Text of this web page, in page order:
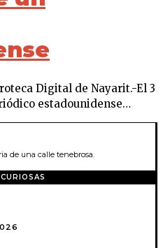
Digital de Nayarit.-El 3
estadounidense…
de una calle tenebrosa.